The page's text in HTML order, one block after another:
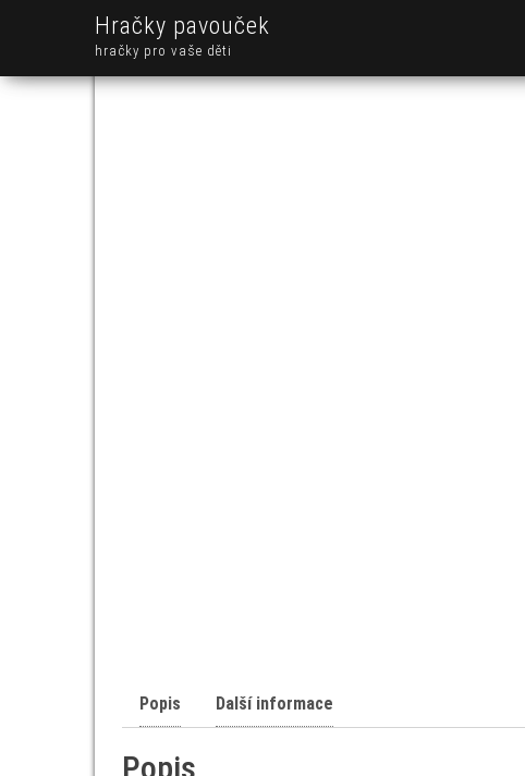
Hračky pavouček
hračky pro vaše děti
Popis Další informace
Popis